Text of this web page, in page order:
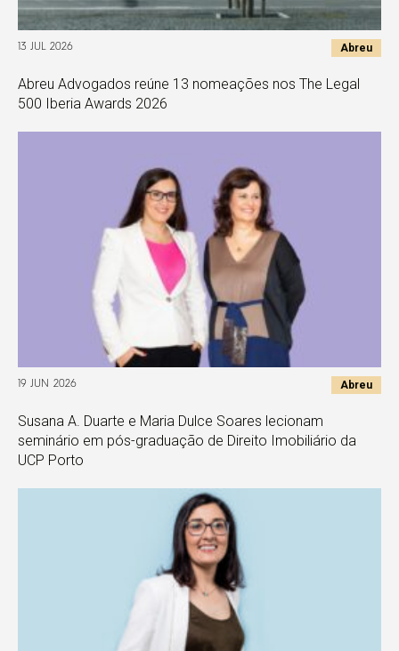
13 JUL 2026 Abreu
Abreu Advogados reúne 13 nomeações nos The Legal
500 Iberia Awards 2026
19 JUN 2026 Abreu
Susana A. Duarte e Maria Dulce Soares lecionam
seminário em pós-graduação de Direito Imobiliário da
UCP Porto